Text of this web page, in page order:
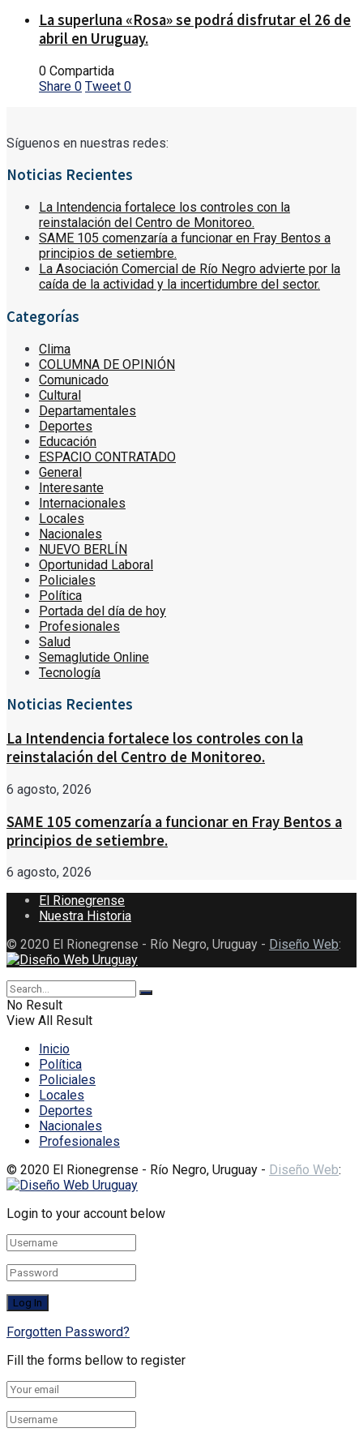
La superluna «Rosa» se podrá disfrutar el 26 de
abril en Uruguay.
0 Compartida
Share 0 Tweet 0
Síguenos en nuestras redes:
Noticias Recientes
La Intendencia fortalece los controles con la
reinstalación del Centro de Monitoreo.
SAME 105 comenzaría a funcionar en Fray Bentos a
principios de setiembre.
La Asociación Comercial de Río Negro advierte por la
caída de la actividad y la incertidumbre del sector.
Categorías
Clima
COLUMNA DE OPINIÓN
Comunicado
Cultural
Departamentales
Deportes
Educación
ESPACIO CONTRATADO
General
Interesante
Internacionales
Locales
Nacionales
NUEVO BERLÍN
Oportunidad Laboral
Policiales
Política
Portada del día de hoy
Profesionales
Salud
Semaglutide Online
Tecnología
Noticias Recientes
La Intendencia fortalece los controles con la
reinstalación del Centro de Monitoreo.
6 agosto, 2026
SAME 105 comenzaría a funcionar en Fray Bentos a
principios de setiembre.
6 agosto, 2026
El Rionegrense
Nuestra Historia
© 2020 El Rionegrense - Río Negro, Uruguay - Diseño Web:
No Result
View All Result
Inicio
Política
Policiales
Locales
Deportes
Nacionales
Profesionales
© 2020 El Rionegrense - Río Negro, Uruguay - Diseño Web:
Login to your account below
Forgotten Password?
Fill the forms bellow to register